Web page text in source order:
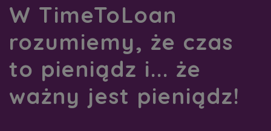
W TimeToLoan
rozumiemy, że czas
to pieniądz i... że
ważny jest pieniądz!